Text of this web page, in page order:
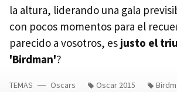
la altura, liderando una gala
con pocos momentos para el
parecido a vosotros, es justo el
'Birdman'?
TEMAS Oscars Oscar 2015